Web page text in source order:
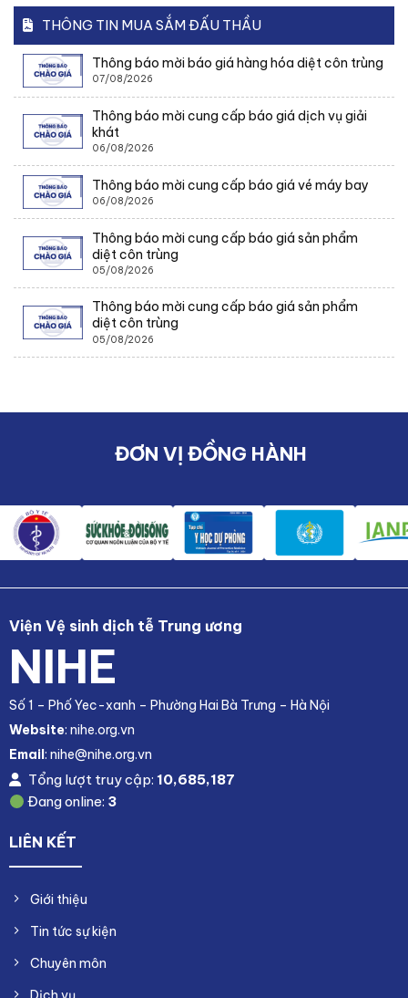
THÔNG TIN MUA SẮM ĐẤU THẦU
Thông báo mời báo giá hàng hóa diệt côn trùng
07/08/2026
Thông báo mời cung cấp báo giá dịch vụ giải
khát
06/08/2026
Thông báo mời cung cấp báo giá vé máy bay
06/08/2026
Thông báo mời cung cấp báo giá sản phẩm
diệt côn trùng
05/08/2026
Thông báo mời cung cấp báo giá sản phẩm
diệt côn trùng
05/08/2026
ĐƠN VỊ ĐỒNG HÀNH
Viện Vệ sinh dịch tễ Trung ương
NIHE
Số 1 – Phố Yec-xanh – Phường Hai Bà Trưng – Hà Nội
Website: nihe.org.vn
Email: nihe@nihe.org.vn
Tổng lượt truy cập: 10,685,187
Đang online: 3
LIÊN KẾT
Giới thiệu
Tin tức sự kiện
Chuyên môn